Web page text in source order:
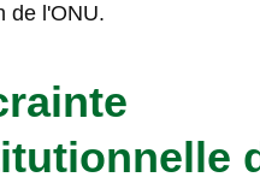
de l'ONU.